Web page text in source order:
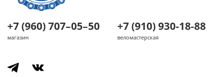
+7 (960) 707–05–50
магазин
+7 (910) 930-18-88
веломастерская